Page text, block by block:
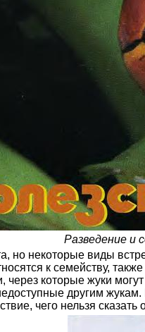
Разведение и
но некоторые виды
к семейству,
которые жуки
другим
чего нельзя